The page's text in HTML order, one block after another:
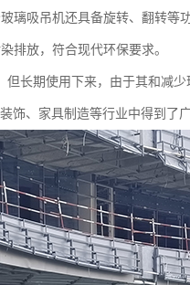
璃吸吊机还具备旋转、翻转等
排放，符合现代环保要求。
长期使用下来，由于其和减
饰、家具制造等行业中得到了广